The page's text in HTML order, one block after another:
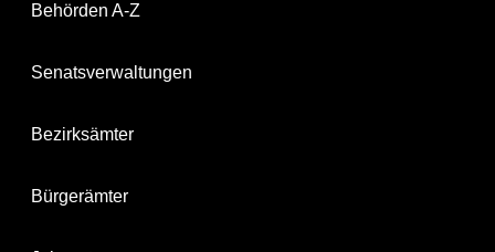
Behörden A-Z
Senatsverwaltungen
Bezirksämter
Bürgerämter